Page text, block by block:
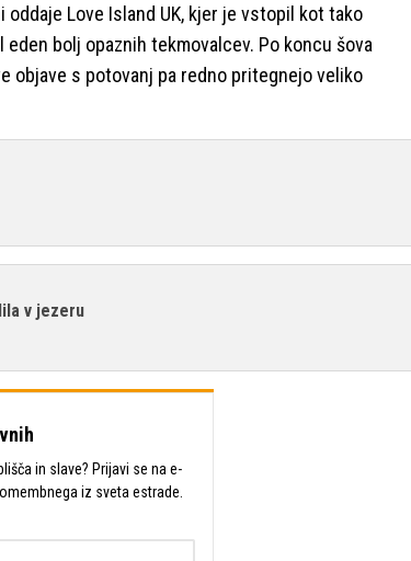
Love Island UK, kjer je vstopil kot tako
bolj opaznih tekmovalcev. Po koncu šova
objave s potovanj pa redno pritegnejo veliko
v jezeru
in slave? Prijavi se na e-
iz sveta estrade.